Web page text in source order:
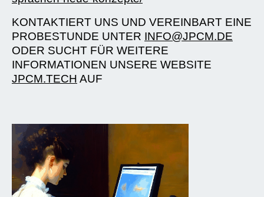
KONTAKTIERT UNS UND VEREINBART EINE
PROBESTUNDE UNTER INFO@JPCM.DE
ODER SUCHT FÜR WEITERE
INFORMATIONEN UNSERE WEBSITE
JPCM.TECH AUF